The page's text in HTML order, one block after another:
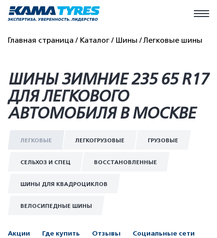
Главная страница Каталог Шины Легковые шины
ШИНЫ ЗИМНИЕ 235 65 R17
ДЛЯ ЛЕГКОВОГО
АВТОМОБИЛЯ В МОСКВЕ
ЛЕГКОВЫЕ ЛЕГКОГРУЗОВЫЕ ГРУЗОВЫЕ
СЕЛЬХОЗ И СПЕЦ ВОССТАНОВЛЕННЫЕ
ШИНЫ ДЛЯ КВАДРОЦИКЛОВ
ВЕЛОСИПЕДНЫЕ ШИНЫ
Акции Где купить Отзывы Социальные сети